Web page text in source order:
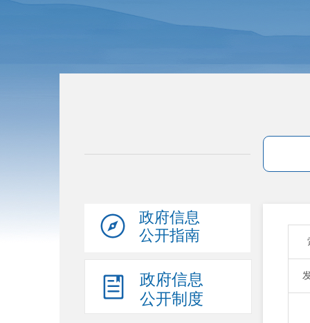
政府信息
公开指南
政府信息
公开制度